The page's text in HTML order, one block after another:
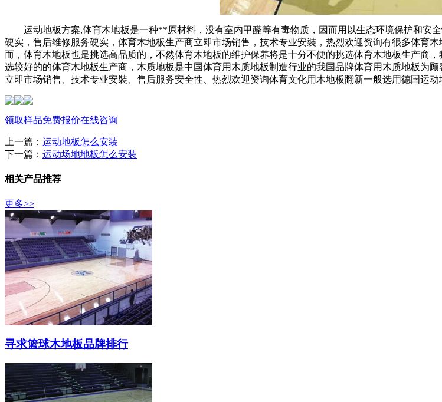
运动地板方案,体育木地板是一种**原材料，没有室内甲醛等有毒物质，因而用以生态环境保护和安
硬实，售后维修服务硬实，体育木地板生产商立即市场销售，技术专业安裝，热烈欢迎资询有很多体育
而，体育木地板也是挑选高品质的，不然体育木地板的维护保养将是十分不便的挑选体育木地板生产商
选较好的的体育木地板生产商，木质地板是中国体育用木质地板制造行业的我国品牌体育用木质地板为
立即市场销售、技术专业安裝、售后服务安全性、热烈欢迎资询体育文化用木地板翻新一般选用德国运动
领取样品免费报价在线咨询
上一篇： 运动地板怎么安装
下一篇： 运动场地地板怎么安装
相关产品推荐
更多>>
寻求篮球木地板品牌排行